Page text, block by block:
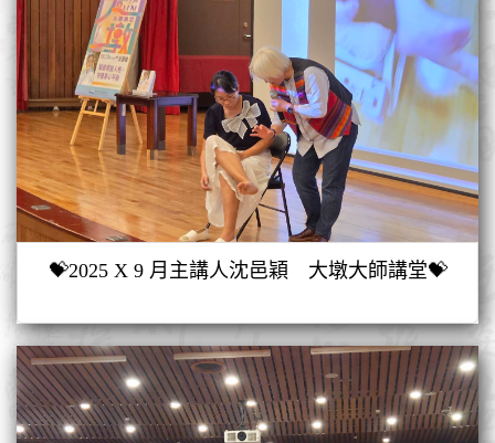
💝2025 X 9 月主講人沈邑穎 大墩大師講堂💝